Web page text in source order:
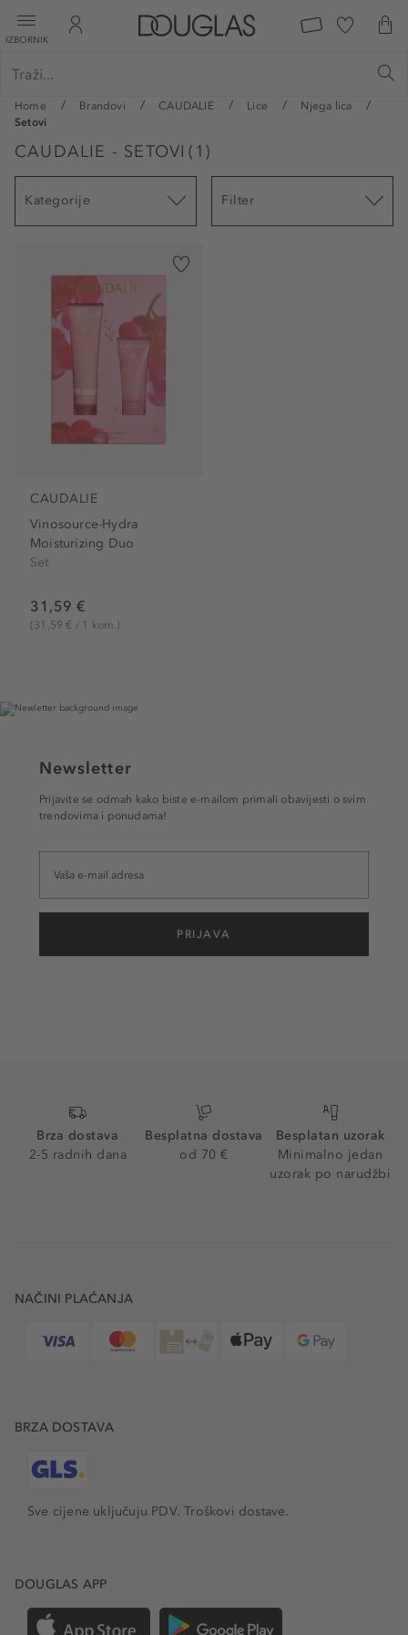
IZBORNIK
Home Brandovi CAUDALIE Lice
Njega lica
Setovi
CAUDALIE - SETOVI ( 1 )
Kategorije Filter
CAUDALIE
Vinosource-Hydra
Moisturizing Duo
Set
31,59 €
(31,59 € / 1 kom.)
Newsletter
Prijavite se odmah kako biste e-mailom primali obavijesti o svim
trendovima i ponudama!
PRIJAVA
Brza dostava
2-5 radnih dana
Besplatna dostava
od 70 €
Besplatan uzorak
Minimalno jedan
uzorak po narudžbi
NAČINI PLAĆANJA
BRZA DOSTAVA
Sve cijene uključuju PDV.Troškovi dostave.
DOUGLAS APP